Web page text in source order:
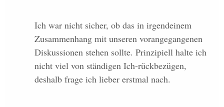
Ich war nicht sicher, ob das in irgendeinem
Zusammenhang mit unseren vorangegangenen
Diskussionen stehen sollte. Prinzipiell halte ich
nicht viel von ständigen Ich-rückbezügen,
deshalb frage ich lieber erstmal nach.